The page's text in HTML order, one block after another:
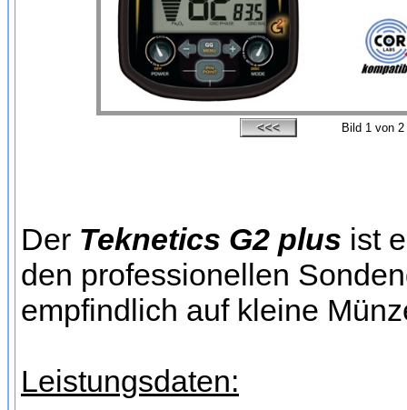
Bild 1 von 2
Der Teknetics G2 plus ist
den professionellen
empfindlich auf kleine
Leistungsdaten: